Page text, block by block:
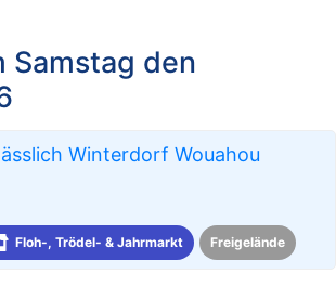
Samstag den
Winterdorf Wouahou
Floh-, Trödel- & Jahrmarkt Freigelände